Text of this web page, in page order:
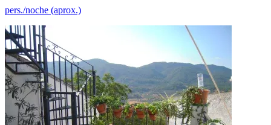
pers./noche (aprox.)